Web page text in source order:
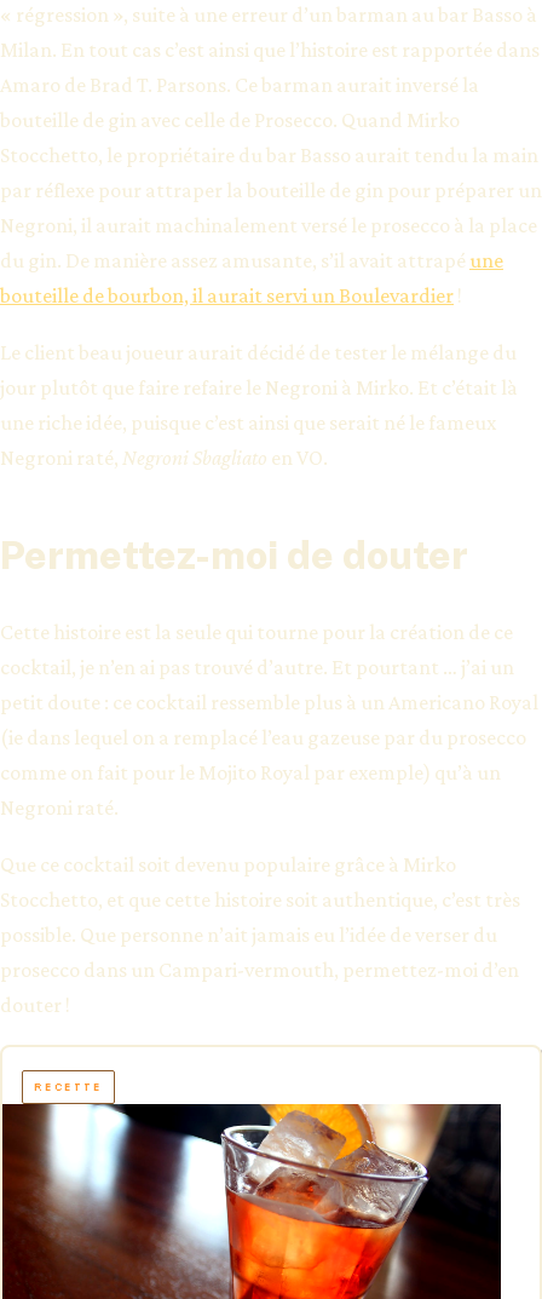
« régression », suite à une erreur d’un barman au bar Basso à
Milan. En tout cas c’est ainsi que l’histoire est rapportée dans
Amaro de Brad T. Parsons. Ce barman aurait inversé la
bouteille de gin avec celle de Prosecco. Quand Mirko
Stocchetto, le propriétaire du bar Basso aurait tendu la main
par réflexe pour attraper la bouteille de gin pour préparer un
Negroni, il aurait machinalement versé le prosecco à la place
du gin. De manière assez amusante, s’il avait attrapé une
bouteille de bourbon, il aurait servi un Boulevardier !
Le client beau joueur aurait décidé de tester le mélange du
jour plutôt que faire refaire le Negroni à Mirko. Et c’était là
une riche idée, puisque c’est ainsi que serait né le fameux
Negroni raté, Negroni Sbagliato en VO.
Permettez-moi de douter
Cette histoire est la seule qui tourne pour la création de ce
cocktail, je n’en ai pas trouvé d’autre. Et pourtant … j’ai un
petit doute : ce cocktail ressemble plus à un Americano Royal
(ie dans lequel on a remplacé l’eau gazeuse par du prosecco
comme on fait pour le Mojito Royal par exemple) qu’à un
Negroni raté.
Que ce cocktail soit devenu populaire grâce à Mirko
Stocchetto, et que cette histoire soit authentique, c’est très
possible. Que personne n’ait jamais eu l’idée de verser du
prosecco dans un Campari-vermouth, permettez-moi d’en
douter !